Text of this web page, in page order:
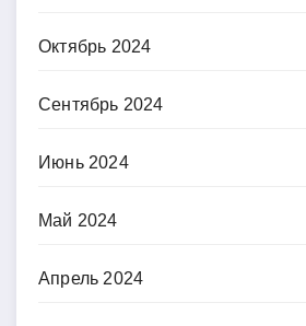
Октябрь 2024
Сентябрь 2024
Июнь 2024
Май 2024
Апрель 2024